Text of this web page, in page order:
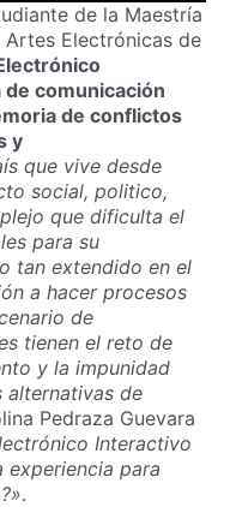
de la Maestría
Electrónicas de
comunicación
de conflictos
y
que vive desde
social, politico,
que dificulta el
para su
tan extendido en el
a hacer procesos
de
tienen el reto de
y la impunidad
alternativas de
Pedraza Guevara
Interactivo
experiencia para
.